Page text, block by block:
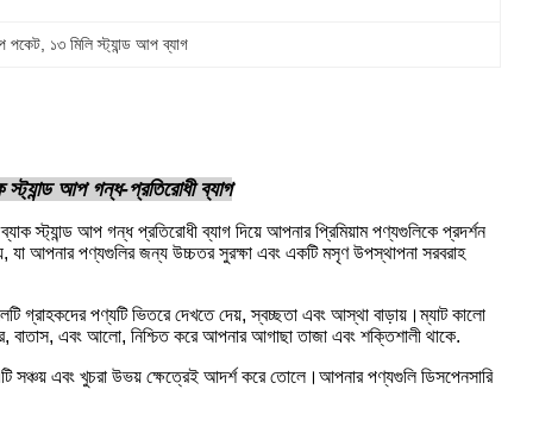
পকেট ১৩ মিলি স্ট্যান্ড আপ ব্যাগ
আপ গন্ধ-প্রতিরোধী ব্যাগ
স্ট্যান্ড আপ গন্ধ প্রতিরোধী ব্যাগ দিয়ে আপনার প্রিমিয়াম পণ্যগুলিকে প্রদর্শন
যা আপনার পণ্যগুলির জন্য উচ্চতর সুরক্ষা এবং একটি মসৃণ উপস্থাপনা সরবরাহ
গ্রাহকদের পণ্যটি ভিতরে দেখতে দেয়, স্বচ্ছতা এবং আস্থা বাড়ায়।ম্যাট কালো
বাতাস, এবং আলো, নিশ্চিত করে আপনার আগাছা তাজা এবং শক্তিশালী থাকে.
সঞ্চয় এবং খুচরা উভয় ক্ষেত্রেই আদর্শ করে তোলে।আপনার পণ্যগুলি ডিসপেনসারি